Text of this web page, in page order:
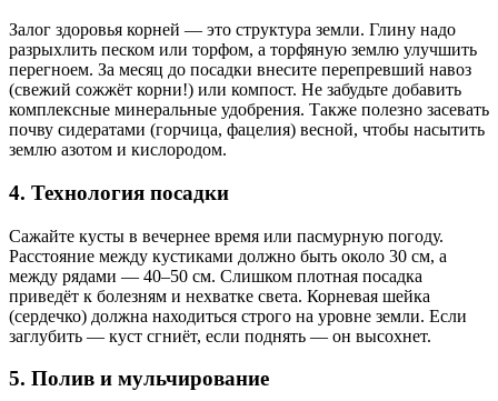
Залог здоровья корней — это структура земли. Глину надо
разрыхлить песком или торфом, а торфяную землю улучшить
перегноем. За месяц до посадки внесите перепревший навоз
(свежий сожжёт корни!) или компост. Не забудьте добавить
комплексные минеральные удобрения. Также полезно засевать
почву сидератами (горчица, фацелия) весной, чтобы насытить
землю азотом и кислородом.
4. Технология посадки
Сажайте кусты в вечернее время или пасмурную погоду.
Расстояние между кустиками должно быть около 30 см, а
между рядами — 40–50 см. Слишком плотная посадка
приведёт к болезням и нехватке света. Корневая шейка
(сердечко) должна находиться строго на уровне земли. Если
заглубить — куст сгниёт, если поднять — он высохнет.
5. Полив и мульчирование